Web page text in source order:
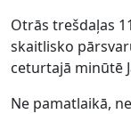
Otrās trešdaļas
skaitlisko
ceturtajā minūtē
Ne pamatlaikā,